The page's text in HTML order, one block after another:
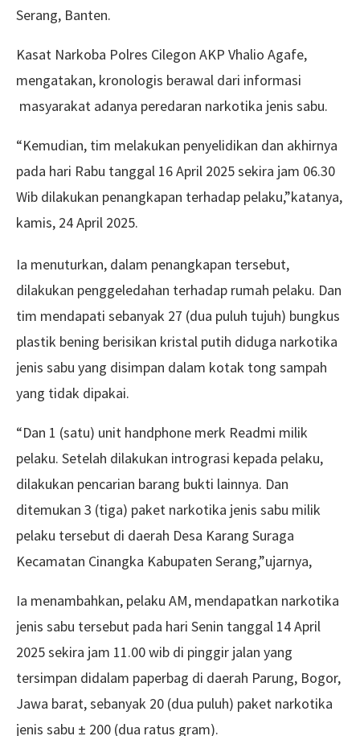
Serang, Banten.
Kasat Narkoba Polres Cilegon AKP Vhalio Agafe,
mengatakan, kronologis berawal dari informasi
masyarakat adanya peredaran narkotika jenis sabu.
“Kemudian, tim melakukan penyelidikan dan akhirnya
pada hari Rabu tanggal 16 April 2025 sekira jam 06.30
Wib dilakukan penangkapan terhadap pelaku,”katanya,
kamis, 24 April 2025.
Ia menuturkan, dalam penangkapan tersebut,
dilakukan penggeledahan terhadap rumah pelaku. Dan
tim mendapati sebanyak 27 (dua puluh tujuh) bungkus
plastik bening berisikan kristal putih diduga narkotika
jenis sabu yang disimpan dalam kotak tong sampah
yang tidak dipakai.
“Dan 1 (satu) unit handphone merk Readmi milik
pelaku. Setelah dilakukan intrograsi kepada pelaku,
dilakukan pencarian barang bukti lainnya. Dan
ditemukan 3 (tiga) paket narkotika jenis sabu milik
pelaku tersebut di daerah Desa Karang Suraga
Kecamatan Cinangka Kabupaten Serang,”ujarnya,
Ia menambahkan, pelaku AM, mendapatkan narkotika
jenis sabu tersebut pada hari Senin tanggal 14 April
2025 sekira jam 11.00 wib di pinggir jalan yang
tersimpan didalam paperbag di daerah Parung, Bogor,
Jawa barat, sebanyak 20 (dua puluh) paket narkotika
jenis sabu ± 200 (dua ratus gram).